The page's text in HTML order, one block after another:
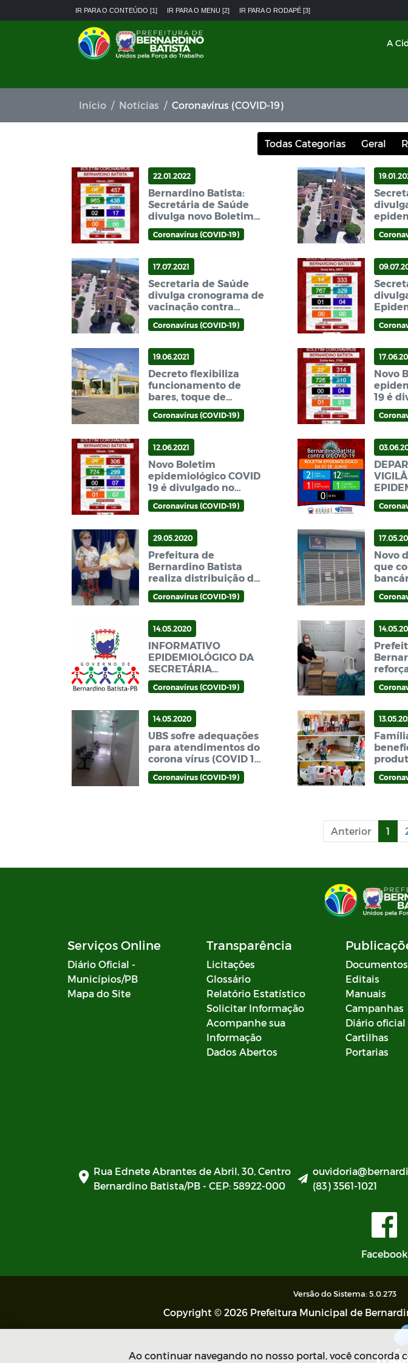
IR PARA O CONTEÚDO [1] IR PARA O MENU [2] IR PARA O RODAPÉ [3]
A
Início Notícias Coronavírus (COVID-19)
Todas Categorias Geral
22.01.2022
Bernardino Batista:
Secretária de Saúde
divulga novo Boletim
Epidemiológico Covid-
19 neste sábado (22/01)
Coronavírus (COVID-19)
17.07.2021
Secretaria de Saúde
divulga cronograma de
vacinação contra
COVID-19.
Coronavírus (COVID-19)
19
(09/
19.06.2021
Decreto flexibiliza
funcionamento de
bares, toque de
recolher é mantido e
feriados nos dias 24 e
Coronavírus (COVID-19)
Novo
19 é
munic
12.06.2021
Novo Boletim
epidemiológico COVID
19 é divulgado no
município (12/06)
Coronavírus (COVID-19)
NOTA
29.05.2020
Prefeitura de
Bernardino Batista
realiza distribuição de
EPI's para agentes ACE
e ACS.
Coronavírus (COVID-19)
Novo
que
14.05.2020
INFORMATIVO
EPIDEMIOLÓGICO DA
SECRETÁRIA
MUNICIPAL DE SAÚDE
Coronavírus (COVID-19)
14.05.2020
UBS sofre adequações
para atendimentos do
corona vírus (COVID 19)
em Bernardino Batista
Coronavírus (COVID-19)
Anterior 1
Serviços Online
Diário Oficial -
Municípios/PB
Mapa do Site
Transparência
Licitações
Glossário
Relatório Estatístico
Solicitar Informação
Acompanhe sua
Informação
Dados Abertos
Documentos
Editais
Manuais
Campanhas
Diário oficial
Cartilhas
Portarias
Rua Ednete Abrantes de Abril, 30, Centro
Bernardino Batista/PB - CEP: 58922-000
(83) 3561-1021
Facebook
Versão do Sistema: 5.0.273
Copyright © 2026 Prefeitura Municipal de
Ao continuar navegando no nosso portal, você concorda